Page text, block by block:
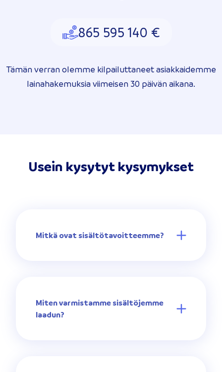
865 595 140 €
Tämän verran olemme kilpailuttaneet asiakkaidemme
lainahakemuksia viimeisen 30 päivän aikana.
Usein kysytyt kysymykset
Mitkä ovat sisältötavoitteemme?
Miten varmistamme sisältöjemme
laadun?